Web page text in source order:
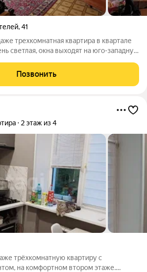
,41
трехкомнатная квартира в квартале
светлая, окна выходят на юго-западную
косметический ремонт, можно
Позвонить
2 этаж из 4
трёхкомнатную квартиру с
на комфортном втором этаже.